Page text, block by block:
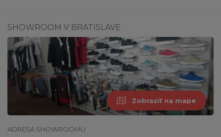
SHOWROOM V BRATISLAVE
Zobraziť na mape
ADRESA SHOWROOMU